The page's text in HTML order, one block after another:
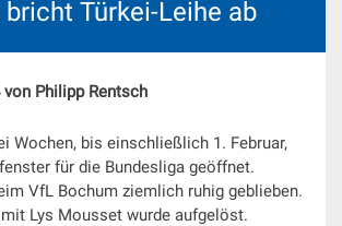
Türkei-Leihe ab
von Philipp Rentsch
Wochen, bis einschließlich 1. Februar,
für die Bundesliga geöffnet.
VfL Bochum ziemlich ruhig geblieben.
Lys Mousset wurde aufgelöst.